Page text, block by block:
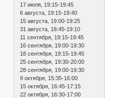
17 июля, 19:15-19:45
6 августа, 19:15-19:40
15 августа, 19:00-19:25
31 августа, 18:45-19:10
11 сентября, 19:15-19:45
16 сентября, 19:00-19:30
18 сентября, 19:15-19:45
25 сентября, 19:30-20:00
28 сентября, 19:00-19:30
9 октября, 15:35-16:00
15 октября, 16:45-17:15
22 октября, 16:30-17:00